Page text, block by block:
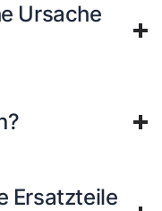
Ursache
Ersatzteile